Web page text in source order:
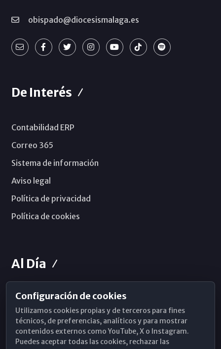
obispado@diocesismalaga.es
De Interés
Contabilidad ERP
Correo 365
Sistema de información
Aviso legal
Política de privacidad
Política de cookies
Al Día
Horarios de Misa
Hemeroteca
WhatsApp
Configuración de cookies
Utilizamos cookies propias y de terceros para fines
técnicos, de preferencias, analíticos y para mostrar
contenidos externos como YouTube, X o Instagram.
Puedes aceptar todas las cookies, rechazar las